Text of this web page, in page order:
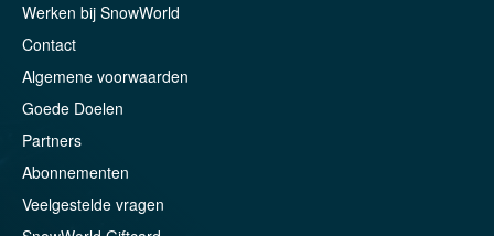
Werken bij SnowWorld
Contact
Algemene voorwaarden
Goede Doelen
Partners
Abonnementen
Veelgestelde vragen